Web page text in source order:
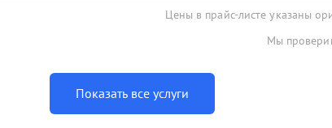
Цены в прайс-листе указаны
Мы
Показать все услуги